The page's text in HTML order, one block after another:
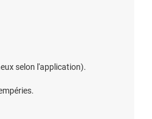
selon l'application).